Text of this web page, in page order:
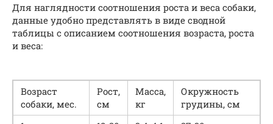
Для наглядности соотношения роста и веса собаки,
данные удобно представлять в виде сводной
таблицы с описанием соотношения возраста, роста
и веса:
Возраст
собаки, мес.
Рост,
см
Масса,
кг
Окружность
грудины, см